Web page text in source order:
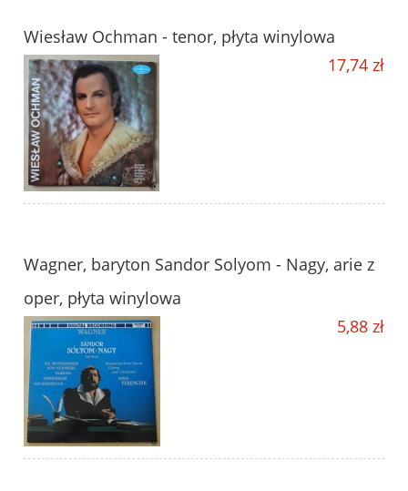
Wiesław Ochman - tenor, płyta winylowa
17,74 zł
Wagner, baryton Sandor Solyom - Nagy, arie z
oper, płyta winylowa
5,88 zł